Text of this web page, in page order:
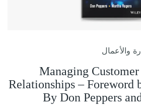
والأعمال
Managing
Relationships – Foreword
By Don Peppers